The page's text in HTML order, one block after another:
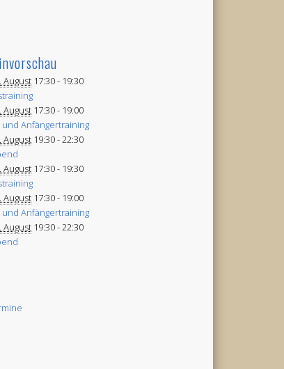
August 17:30 - 19:30
August 17:30 - 19:00
und Anfängertraining
August 19:30 -22:30
August 17:30 - 19:30
August 17:30 - 19:00
und Anfängertraining
August 19:30 -22:30